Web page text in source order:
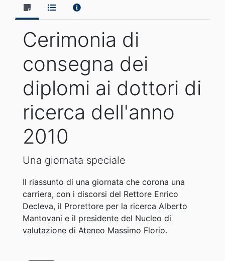
Cerimonia di
consegna dei
diplomi ai dottori di
ricerca dell'anno
2010
Una giornata speciale
Il riassunto di una giornata che corona una
carriera, con i discorsi del Rettore Enrico
Decleva, il Prorettore per la ricerca Alberto
Mantovani e il presidente del Nucleo di
valutazione di Ateneo Massimo Florio.